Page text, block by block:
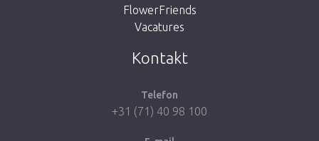
FlowerFriends
Vacatures
Kontakt
Telefon
+31 (71) 40 98 100